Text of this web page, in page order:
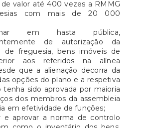
valor até 400 vezes a RMMG
com mais de 20 000
em hasta pública,
de autorização da
de freguesia, bens imóveis de
aos referidos na alínea
que a alienação decorra da
opções do plano e a respetiva
tenha sido aprovada por maioria
dos membros da assembleia
em efetividade de funções;
e aprovar a norma de controlo